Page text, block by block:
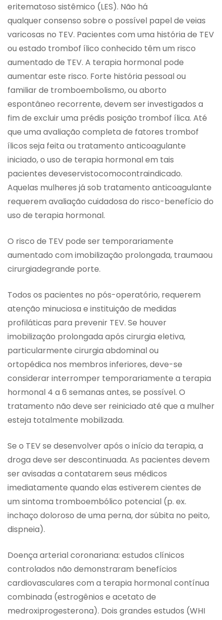
eritematoso sistêmico (LES). Não há
qualquer consenso sobre o possível papel de veias
varicosas no TEV. Pacientes com uma história de TEV
ou estado trombof ílico conhecido têm um risco
aumentado de TEV. A terapia hormonal pode
aumentar este risco. Forte história pessoal ou
familiar de tromboembolismo, ou aborto
espontâneo recorrente, devem ser investigados a
fim de excluir uma prédis posição trombof ílica. Até
que uma avaliação completa de fatores trombof
ílicos seja feita ou tratamento anticoagulante
iniciado, o uso de terapia hormonal em tais
pacientes deveservistocomocontraindicado.
Aquelas mulheres já sob tratamento anticoagulante
requerem avaliação cuidadosa do risco-benefício do
uso de terapia hormonal.
O risco de TEV pode ser temporariamente
aumentado com imobilização prolongada, traumaou
cirurgiadegrande porte.
Todos os pacientes no pós-operatório, requerem
atenção minuciosa e instituição de medidas
profiláticas para prevenir TEV. Se houver
imobilização prolongada após cirurgia eletiva,
particularmente cirurgia abdominal ou
ortopédica nos membros inferiores, deve-se
considerar interromper temporariamente a terapia
hormonal 4 a 6 semanas antes, se possível. O
tratamento não deve ser reiniciado até que a mulher
esteja totalmente mobilizada.
Se o TEV se desenvolver após o início da terapia, a
droga deve ser descontinuada. As pacientes devem
ser avisadas a contatarem seus médicos
imediatamente quando elas estiverem cientes de
um sintoma tromboembólico potencial (p. ex.
inchaço doloroso de uma perna, dor súbita no peito,
dispneia).
Doença arterial coronariana: estudos clínicos
controlados não demonstraram benefícios
cardiovasculares com a terapia hormonal contínua
combinada (estrogênios e acetato de
medroxiprogesterona). Dois grandes estudos (WHI